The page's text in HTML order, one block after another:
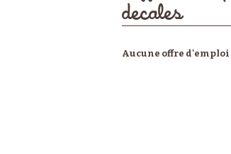
decales
Aucune offre d'emploi